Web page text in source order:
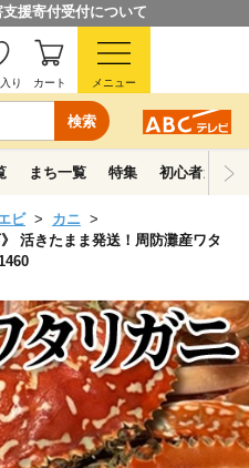
援寄付受付について
検索
り カート メニュー
まち一覧 特集 初心者ガイド
ビ
カニ
活きたまま発送！周防灘産ワタ